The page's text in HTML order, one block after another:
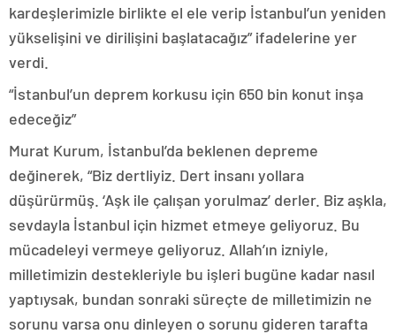
kardeşlerimizle birlikte el ele verip İstanbul’un yeniden
yükselişini ve dirilişini başlatacağız” ifadelerine yer
verdi.
“İstanbul’un deprem korkusu için 650 bin konut inşa
edeceğiz”
Murat Kurum, İstanbul’da beklenen depreme
değinerek, “Biz dertliyiz. Dert insanı yollara
düşürürmüş. ‘Aşk ile çalışan yorulmaz’ derler. Biz aşkla,
sevdayla İstanbul için hizmet etmeye geliyoruz. Bu
mücadeleyi vermeye geliyoruz. Allah’ın izniyle,
milletimizin destekleriyle bu işleri bugüne kadar nasıl
yaptıysak, bundan sonraki süreçte de milletimizin ne
sorunu varsa onu dinleyen o sorunu gideren tarafta